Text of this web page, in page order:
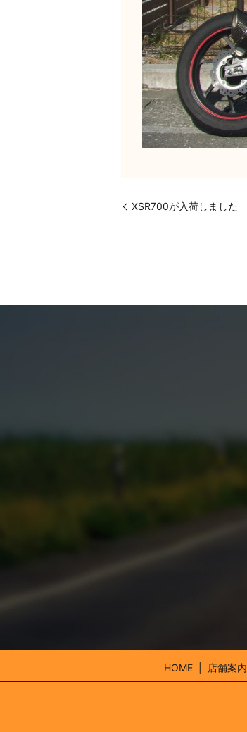
XSR700が入荷しました
HOME 店舗案内